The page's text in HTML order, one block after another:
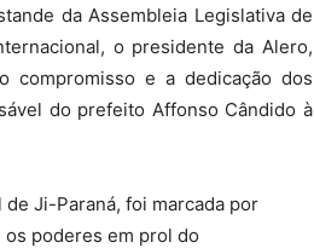
da Assembleia Legislativa de
o presidente da Alero,
compromisso e a dedicação dos
do prefeito Affonso Cândido à
Ji-Paraná, foi marcada por
poderes em prol do